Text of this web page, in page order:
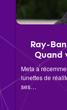
Ray-
Quand
Meta a
lunettes de
ses…